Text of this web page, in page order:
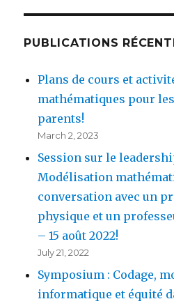
PUBLICATIONS
Plans de cours et
mathématiques pour
parents!
March 2, 2023
Session sur le
Modélisation
conversation avec un
physique et un
– 15 août 2022!
July 21, 2022
Symposium : Codage,
informatique et équité